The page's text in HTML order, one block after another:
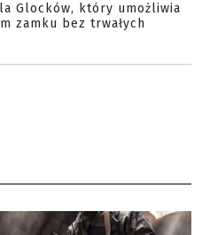
Glocków, który umożliwia
zamku bez trwałych